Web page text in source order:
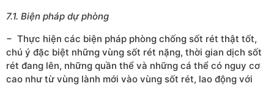
7.1. Biện pháp dự phòng
− Thực hiện các biện pháp phòng chống sốt rét thật tốt,
chú ý đặc biệt những vùng sốt rét nặng, thời gian dịch sốt
rét đang lên, những quần thể và những cá thể có nguy cơ
cao như từ vùng lành mới vào vùng sốt rét, lao động với